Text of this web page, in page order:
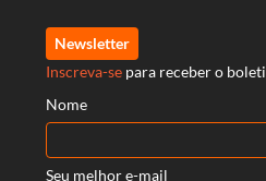
Newsletter
Inscreva-se para receber o
Nome
Seu melhor e-mail